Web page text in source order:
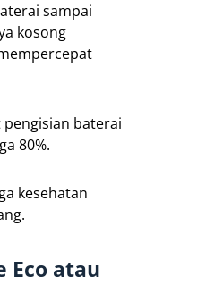
sampai
kosong
pengisian baterai
80%.
kesehatan
Eco atau